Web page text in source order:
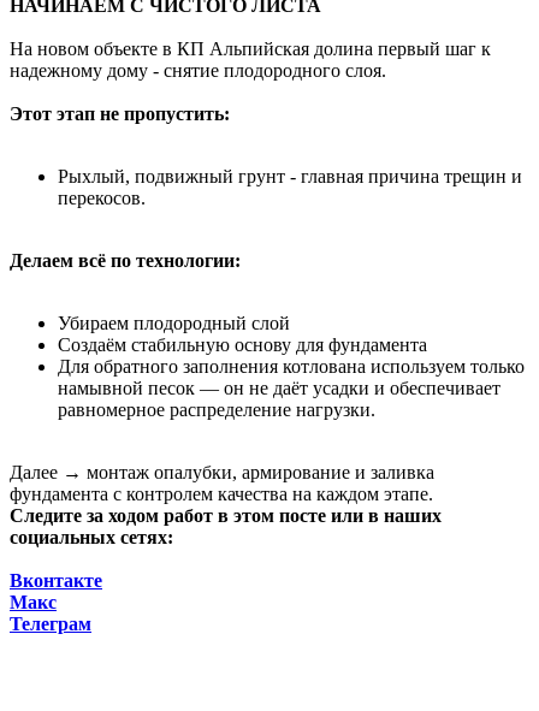
НАЧИНАЕМ С ЧИСТОГО ЛИСТА
На новом объекте в КП Альпийская долина первый шаг к
надежному дому - снятие плодородного слоя.
Этот этап не пропустить:
Рыхлый, подвижный грунт - главная причина трещин и
перекосов.
Делаем всё по технологии:
Убираем плодородный слой
Создаём стабильную основу для фундамента
Для обратного заполнения котлована используем только
намывной песок — он не даёт усадки и обеспечивает
равномерное распределение нагрузки.
Далее → монтаж опалубки, армирование и заливка
фундамента с контролем качества на каждом этапе.
Следите за ходом работ в этом посте или в наших
социальных сетях:
Вконтакте
Макс
Телеграм